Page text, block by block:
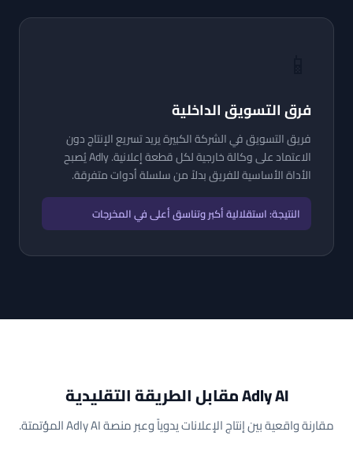
فرق التسويق الداخلية
فريق التسويق في الشركة الكبيرة يريد تسريع الإنتاج دون
الاعتماد على وكالة خارجية لكل قطعة إعلانية. Adly يُصبح
الأداة الأساسية للفريق بدلاً من سلسلة أدوات متفرقة.
النتيجة: استقلالية أكبر وتناسق أعلى في المخرجات
Adly AI مقابل الطريقة التقليدية
مقارنة واقعية بين إنتاج الإعلانات يدوياً وعبر منصة Adly AI المؤتمتة.